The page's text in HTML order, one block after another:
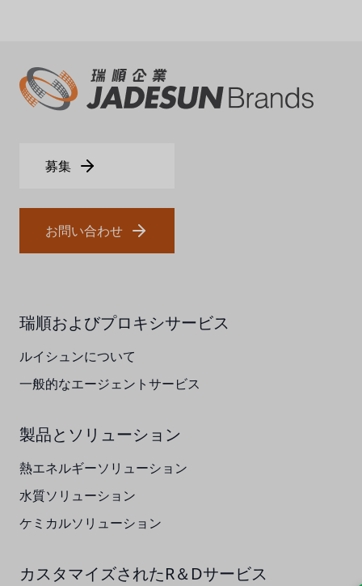
募集
お問い合わせ
瑞順およびプロキシサービス
ルイシュンについて
一般的なエージェントサービス
製品とソリューション
熱エネルギーソリューション
水質ソリューション
ケミカルソリューション
カスタマイズされたR＆Dサービス